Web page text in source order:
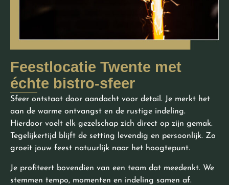
Feestlocatie Twente met
échte bistro-sfeer
Sfeer ontstaat door aandacht voor detail. Je merkt het
aan de warme ontvangst en de rustige indeling.
Hierdoor voelt elk gezelschap zich direct op zijn gemak.
Tegelijkertijd blijft de setting levendig en persoonlijk. Zo
groeit jouw feest natuurlijk naar het hoogtepunt.
Je profiteert bovendien van een team dat meedenkt. We
stemmen tempo, momenten en indeling samen af.